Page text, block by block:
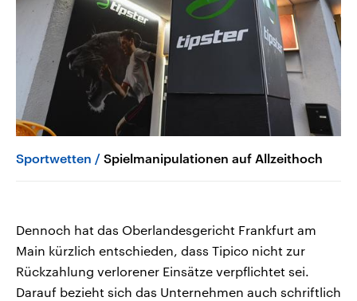
Sportwetten Spielmanipulationen auf Allzeithoch
Dennoch hat das Oberlandesgericht Frankfurt am
Main kürzlich entschieden, dass Tipico nicht zur
Rückzahlung verlorener Einsätze verpflichtet sei.
Darauf bezieht sich das Unternehmen auch schriftlich